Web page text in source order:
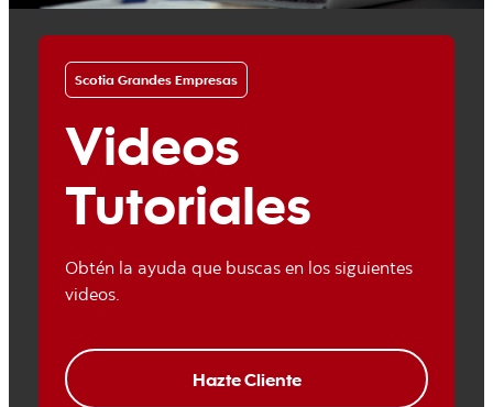
Scotia Grandes Empresas
Videos
Tutoriales
Obtén la ayuda que buscas en los siguientes
videos.
Hazte Cliente